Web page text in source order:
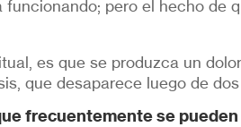
funcionando; pero el hecho de
es que se produzca un
que desaparece luego de
frecuentemente se